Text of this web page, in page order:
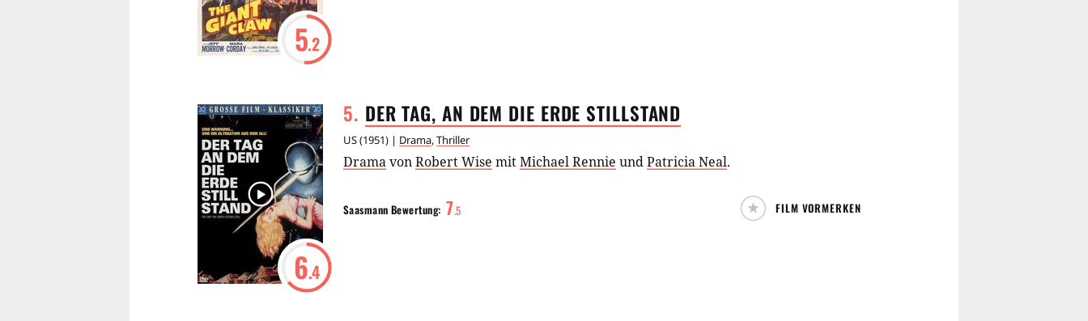
5.2
5. DER TAG, AN DEM DIE ERDE STILLSTAND
US(1951) | Drama,Thriller
6.4
DramavonRobert Wise mitMichael Rennie undPatricia Neal.
Saasmann Bewertung: 7.5 FILM VORMERKEN